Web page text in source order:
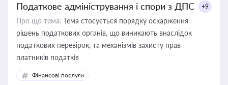
Податкове адміністрування і спори з ДПС +9
Про що тема: Тема стосується порядку оскарження
рішень податкових органів, що виникають внаслідок
податкових перевірок, та механізмів захисту прав
платників податків
Фінансові послуги